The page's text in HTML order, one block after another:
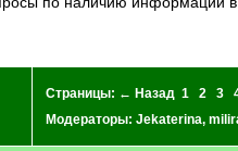
Страницы: ← Назад 1 2 3
Модераторы: Jekaterina,